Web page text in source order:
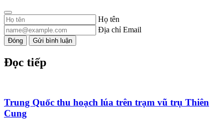
Họ tên
Địa chỉ Email
Đóng Gửi bình luận
Đọc tiếp
Trung Quốc thu hoạch lúa trên trạm vũ trụ Thiên
Cung